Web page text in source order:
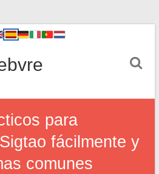
para
fácilmente y
comunes